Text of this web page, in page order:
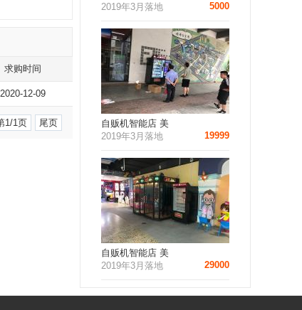
求购时间
2020-12-09
1/1页 尾页
2019年3月落地
5000
自贩机智能店 美
2019年3月落地
19999
自贩机智能店 美
2019年3月落地
29000